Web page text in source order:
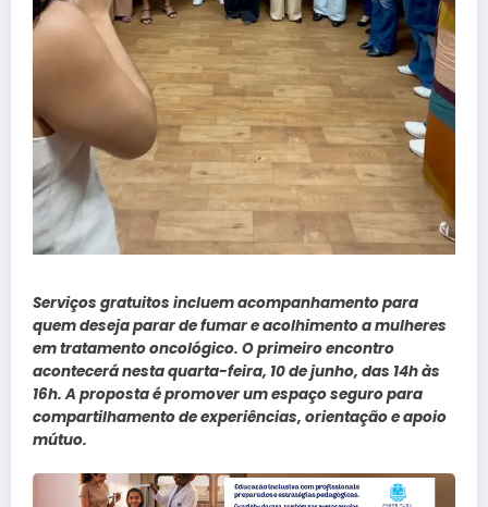
Serviços gratuitos incluem acompanhamento para
quem deseja parar de fumar e acolhimento a mulheres
em tratamento oncológico. O primeiro encontro
acontecerá nesta quarta-feira, 10 de junho, das 14h às
16h. A proposta é promover um espaço seguro para
compartilhamento de experiências, orientação e apoio
mútuo.